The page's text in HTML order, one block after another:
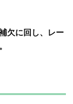
欠に回し、レー